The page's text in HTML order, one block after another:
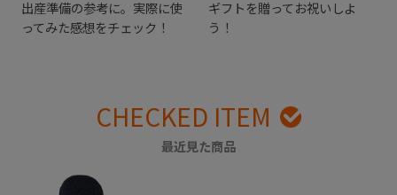
出産準備の参考に。実際に使
ってみた感想をチェック！
ギフトを贈ってお祝いしよ
う！
CHECKED ITEM
最近見た商品